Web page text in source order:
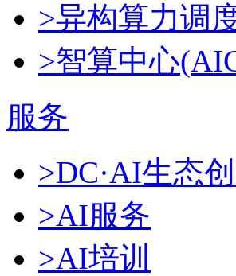
>异构算力调
>智算中心
服务
>DC·AI生态
>AI服务
>AI培训